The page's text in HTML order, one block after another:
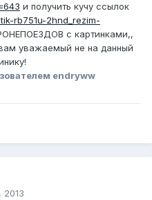
и получить кучу ссылок
rb751u-2hnd_rezim-
с картинками,,
уважаемый не на данный
endryww
2013